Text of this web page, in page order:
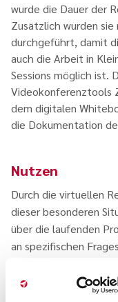
wurde die Dauer der
Zusätzlich wurden
durchgeführt, damit
auch die Arbeit in
Sessions möglich ist.
Videokonferenztools
dem digitalen
die Dokumentation
Nutzen
Durch die virtuellen
dieser besonderen
über die laufenden
an spezifischen
verfolgt und das
in der aktuellen